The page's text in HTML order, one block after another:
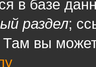
в базе
раздел;
вы